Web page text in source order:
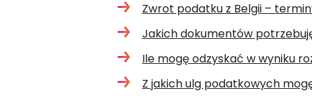
Zwrot podatku z Belgii –
Jakich dokumentów
Ile mogę odzyskać w wyniku
Z jakich ulg podatkowych